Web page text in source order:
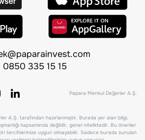
0850 335 15 15
Papara Menkul Değerler A.Ş.
A.Ş. tarafından hazırlanmıştır. Burada yer alan bilgi,
kapsamında değildir, genel niteliktedir. Bu öneriler
tercihlerinize uygun olmayabilir. Sadece burada sunulan